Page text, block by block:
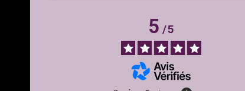
Hypoallergénique Oui — acier
Acier, Noir, Doré
5/5